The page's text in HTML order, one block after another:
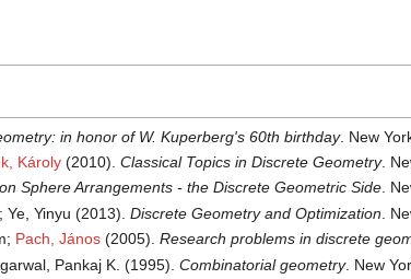
in honor of W. Kuperberg's 60th birthday. New
Károly(2010). Classical Topics in Discrete Geometry.
Sphere Arrangements - the Discrete Geometric Side.
Yinyu (2013). Discrete Geometry and Optimization .
Pach, János(2005). Research problems in discrete
Pankaj K. (1995). Combinatorial geometry. New